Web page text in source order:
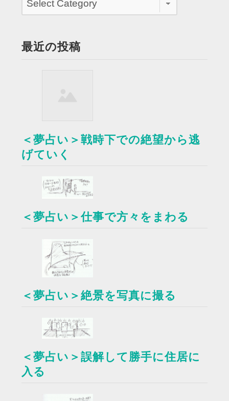
け
る”
最近の投稿
＜夢占い＞戦時下での絶望から逃
げていく
＜夢占い＞仕事で方々をまわる
＜夢占い＞絶景を写真に撮る
＜夢占い＞誤解して勝手に住居に
入る